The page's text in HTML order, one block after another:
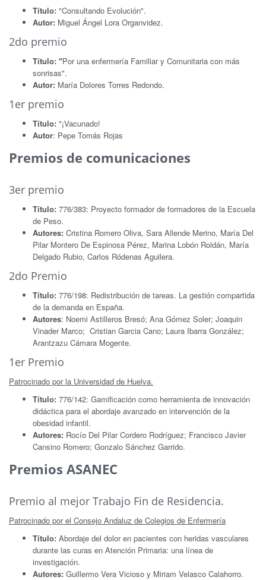
Título: "Consultando Evolución".
Autor: Miguel Ángel Lora Organvidez.
2do premio
Título: "Por una enfermería Familiar y Comunitaria con más
sonrisas".
Autor: María Dolores Torres Redondo.
1er premio
Título: "¡Vacunado!
Autor: Pepe Tomás Rojas
Premios de comunicaciones
3er premio
Título: 776/383: Proyecto formador de formadores de la Escuela
de Peso.
Autores: Cristina Romero Oliva, Sara Allende Merino, María Del
Pilar Montero De Espinosa Pérez, Marina Lobón Roldán, María
Delgado Rubio, Carlos Ródenas Aguilera.
2do Premio
Título: 776/198: Redistribución de tareas. La gestión compartida
de la demanda en España.
Autores: Noemi Astilleros Bresó; Ana Gómez Soler; Joaquin
Vinader Marco; Cristian Garcia Cano; Laura Ibarra González;
Arantzazu Cámara Mogente.
1er Premio
Patrocinado por la Universidad de Huelva.
Título: 776/142: Gamificación como herramienta de innovación
didáctica para el abordaje avanzado en intervención de la
obesidad infantil.
Autores: Rocío Del Pilar Cordero Rodríguez; Francisco Javier
Cansino Romero; Gonzalo Sánchez Garrido.
Premios ASANEC
Premio al mejor Trabajo Fin de Residencia.
Patrocinado por el Consejo Andaluz de Colegios de Enfermería
Título: Abordaje del dolor en pacientes con heridas vasculares
durante las curas en Atención Primaria: una línea de
investigación.
Autores: Guillermo Vera Vicioso y Miriam Velasco Calahorro.